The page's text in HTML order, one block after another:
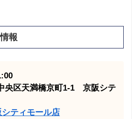
報
央区天満橋京町1-1 京阪シテ
ティモール店